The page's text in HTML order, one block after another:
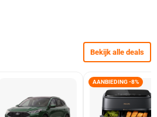
Bekijk alle deals
AANBIEDING -8%